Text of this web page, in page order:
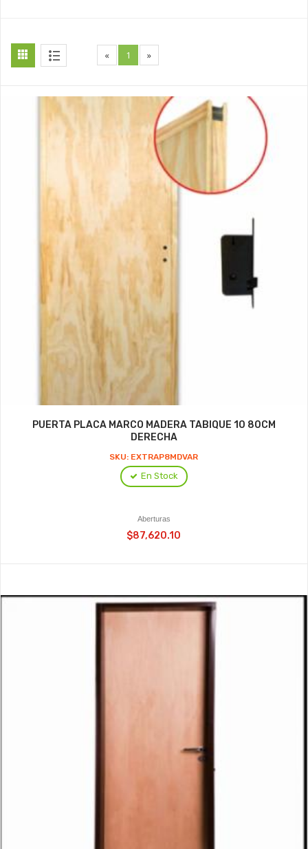
« 1 »
PUERTA PLACA MARCO MADERA TABIQUE 10 80CM
DERECHA
SKU: EXTRAP8MDVAR
En Stock
Aberturas
$87,620.10